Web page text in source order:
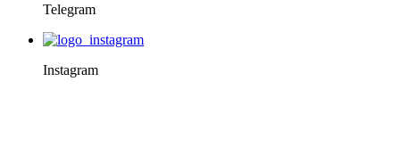
Telegram
Instagram